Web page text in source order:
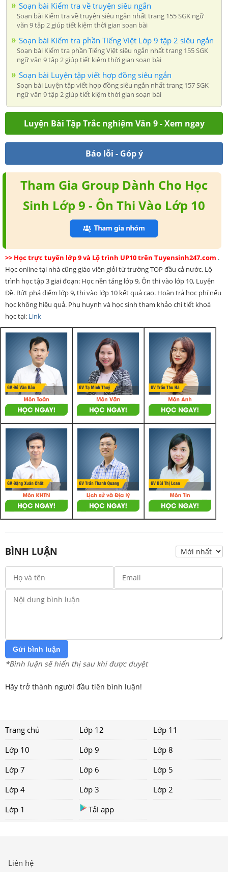
Soạn bài Kiểm tra về truyện siêu ngắn
Soạn bài Kiểm tra về truyện siêu ngắn nhất trang 155 SGK ngữ
văn 9 tập 2 giúp tiết kiệm thời gian soạn bài
Soạn bài Kiểm tra phần Tiếng Việt Lớp 9 tập 2 siêu ngắn
Soạn bài Kiểm tra phần Tiếng Việt siêu ngắn nhất trang 155 SGK
ngữ văn 9 tập 2 giúp tiết kiệm thời gian soạn bài
Soạn bài Luyện tập viết hợp đồng siêu ngắn
Soạn bài Luyện tập viết hợp đồng siêu ngắn nhất trang 157 SGK
ngữ văn 9 tập 2 giúp tiết kiệm thời gian soạn bài
Luyện Bài Tập Trắc nghiệm Văn 9 - Xem ngay
Báo lỗi - Góp ý
Tham Gia Group Dành Cho Học
Sinh Lớp 9 - Ôn Thi Vào Lớp 10
>> Học trực tuyến lớp 9 và Lộ trình UP10 trên Tuyensinh247.com .
Học online tại nhà cũng giáo viên giỏi từ trường TOP đầu cả nước. Lộ
trình học tập 3 giai đoạn: Học nền tảng lớp 9, Ôn thi vào lớp 10, Luyện
Đề. Bứt phá điểm lớp 9, thi vào lớp 10 kết quả cao. Hoàn trả học phí nếu
học không hiệu quả. Phụ huynh và học sinh tham khảo chi tiết khoá
học tại: Link
BÌNH LUẬN
Gửi bình luận
*Bình luận sẽ hiển thị sau khi được duyệt
Hãy trở thành người đầu tiên bình luận!
Trang chủ Lớp 12
Lớp 11
Lớp 10
Lớp 9
Lớp 8
Lớp 7
Lớp 6
Lớp 5
Lớp 4
Lớp 3
Lớp 2
Lớp 1
Tải app
Liên hệ